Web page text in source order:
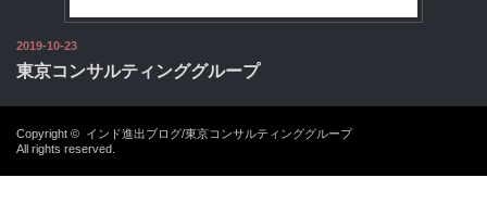
2019-10-23
東京コンサルティンググループ
Copyright © インド進出ブログ/東京コンサルティンググループ
All rights reserved.